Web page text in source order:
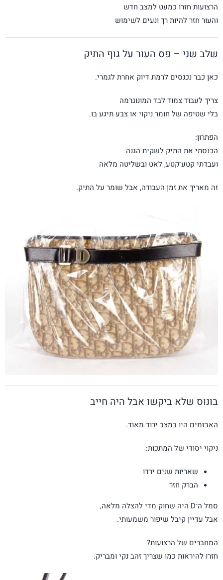
הרצועות חזרו כמעט למצב חדש
והעור חזר להיות רך ונעים לשימוש
שלב שני – פס העור על גוף התיק
כאן כבר נכנסים לרמת דיוק אחרת לגמרי.
צריך לעבוד צמוד לבד המונוגרמה
בלי שטיפה של חומר ניקוי או צבע תיגע בו.
הפתרון:
הכנסתי את התיק לשקית הגנה
ועבדתי קטע־קטע, לאט ובשליטה מלאה
זה מאריך את זמן העבודה, אבל שומר על התיק.
בונוס שלא ביקשו אבל היה חייב
האבזמים היו במצב ירוד מאוד.
ניקוי יסודי של המתכות:
שאריות שנים ירדו
הברק חזר
סמל ה־D היה שחוק מדי להצלה מלאה,
אבל עדיין קיבל שיפור משמעותי.
המחברים של הרצועות?
חזרו להיראות כמו שצריך זהב נקי ומבריק.